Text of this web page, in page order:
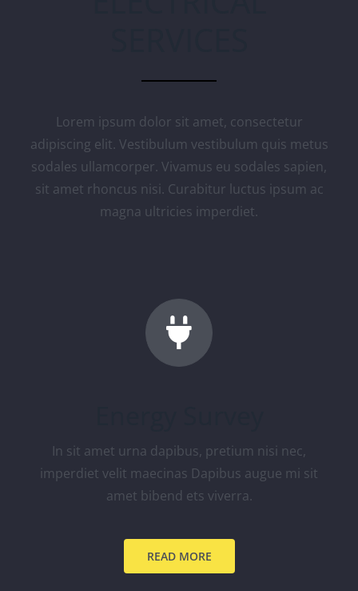
Lorem ipsum dolor sit amet, consectetur
adipiscing elit. Vestibulum vestibulum quis metus
sodales ullamcorper. Vivamus eu sodales sapien,
sit amet rhoncus nisi. Curabitur luctus ipsum ac
magna ultricies imperdiet.
In sit amet urna dapibus, pretium nisi nec,
imperdiet velit maecinas Dapibus augue mi sit
amet bibend ets viverra.
READ MORE